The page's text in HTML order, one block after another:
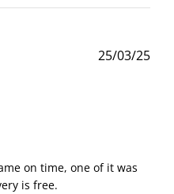
on time, one of it was
is free.
25/03/25